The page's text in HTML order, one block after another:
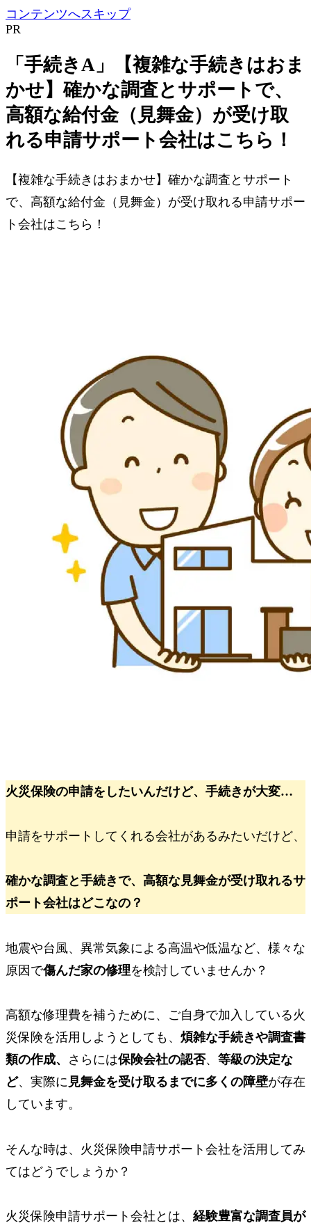
コンテンツへスキップ
PR
「手続きA」【複雑な手続きはおま
かせ】確かな調査とサポートで、
高額な給付金（見舞金）が受け取
れる申請サポート会社はこちら！
【複雑な手続きはおまかせ】確かな調査とサポート
で、高額な給付金（見舞金）が受け取れる申請サポー
ト会社はこちら！
火災保険の申請をしたいんだけど、手続きが大変…
申請をサポートしてくれる会社があるみたいだけど、
確かな調査と手続きで、高額な見舞金が受け取れるサ
ポート会社はどこなの？
地震や台風、異常気象による高温や低温など、様々な
原因で傷んだ家の修理を検討 していませんか？
高額な修理費を補うために、ご自身で加入している火
災保険を活用しようとしても、 煩雑な手続きや調査書
類の作成、 さらには保険会社の認否、 等級の決定な
ど、 実際に 見舞金を受け取るまでに多くの障壁が存在
しています。
そんな時は、 火災保険申請サポート会社を活用してみ
てはどうでしょうか？
火災保険申請サポート会社とは、 経験豊富な調査員が